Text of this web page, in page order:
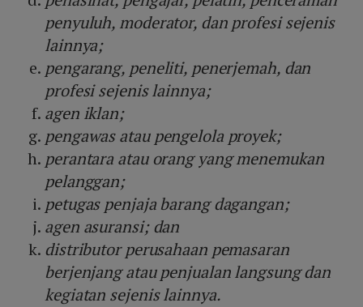
penyuluh, moderator, dan profesi sejenis
lainnya;
pengarang, peneliti, penerjemah, dan
profesi sejenis lainnya;
agen iklan;
pengawas atau pengelola proyek;
perantara atau orang yang menemukan
pelanggan;
petugas penjaja barang dagangan;
agen asuransi; dan
distributor perusahaan pemasaran
berjenjang atau penjualan langsung dan
kegiatan sejenis lainnya.